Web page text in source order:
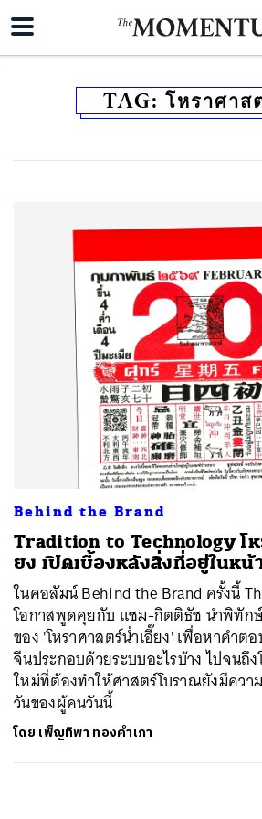
TAG: โหราศาส
Behind the Brand
Tradition to Technology โห
ยง เปิดเบื้องหลังสิ่งที่อยู่ในห
ในคอลัมน์ Behind the Brand ครั้งนี้
โอกาสพูดคุยกับ แซม-กิตติธัช นำพิทัก
ของ 'โหราศาสตร์น่ำเอี๊ยง' เพื่อหาคำต
จีนประกอบด้วยระบบอะไรบ้าง ไปจน
ใหม่ที่ต้องทำให้ศาสตร์โบราณยังมีควา
วันของผู้คนวันนี้
โดย เพ็ญทิพา ทองคำเภา
SHARE TWEET